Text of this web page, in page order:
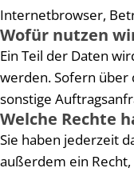
Internetbrowser,
Wofür nutzen
Ein Teil der Daten
werden. Sofern über
sonstige
Welche Rechte
Sie haben jederzeit
außerdem ein